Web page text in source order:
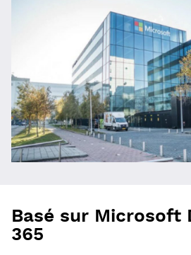
Basé sur Microsoft
365